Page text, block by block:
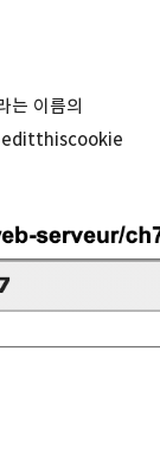
는 이름의
. editthiscookie